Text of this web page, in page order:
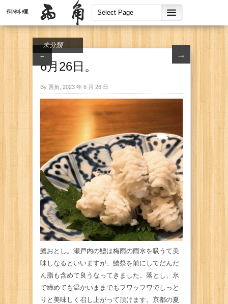
← →
未分類
6月26日。
By 西角, 2023 年 6 月 26 日
鱧おとし。瀬戸内の鱧は梅雨の雨水を吸うて美
味しなるといいますが、鱧祭を前にしてだんだ
ん脂も含めて良うなってきました。落とし、氷
で締めても温かいままでもフワッフワでしっと
りと美味しく召し上がって頂けます。京都の夏